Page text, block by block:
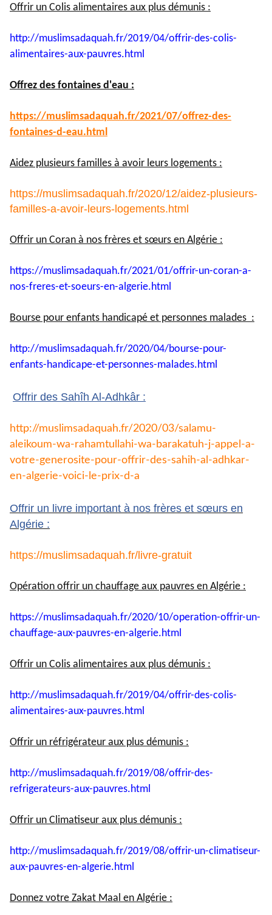
Offrir un Colis alimentaires aux plus démunis :
http://muslimsadaquah.fr/2019/04/offrir-des-colis-
alimentaires-aux-pauvres.html
Offrez des fontaines d'eau :
https://muslimsadaquah.fr/2021/07/offrez-des-
fontaines-d-eau.html
Aidez plusieurs familles à avoir leurs logements :
https://muslimsadaquah.fr/2020/12/aidez-plusieurs-
familles-a-avoir-leurs-logements.html
Offrir un Coran à nos frères et sœurs en Algérie :
https://muslimsadaquah.fr/2021/01/offrir-un-coran-a-
nos-freres-et-soeurs-en-algerie.html
Bourse pour enfants handicapé et personnes malades :
http://muslimsadaquah.fr/2020/04/bourse-pour-
enfants-handicape-et-personnes-malades.html
Offrir des Sahîh Al-Adhkâr :
http://muslimsadaquah.fr/2020/03/salamu-
aleikoum-wa-rahamtullahi-wa-barakatuh-j-appel-a-
votre-generosite-pour-offrir-des-sahih-al-adhkar-
en-algerie-voici-le-prix-d-a
Offrir un livre important à nos frères et sœurs en
Algérie :
https://muslimsadaquah.fr/ livre-gratuit
Opération offrir un chauffage aux pauvres en Algérie :
https://muslimsadaquah.fr/2020/10/operation-offrir-un-
chauffage-aux-pauvres-en-algerie.html
Offrir un Colis alimentaires aux plus démunis :
http://muslimsadaquah.fr/2019/04/offrir-des-colis-
alimentaires-aux-pauvres.html
Offrir un réfrigérateur aux plus démunis :
http://muslimsadaquah.fr/2019/08/offrir-des-
refrigerateurs-aux-pauvres.html
Offrir un Climatiseur aux plus démunis :
http://muslimsadaquah.fr/2019/08/offrir-un-climatiseur-
aux-pauvres-en-algerie.html
Donnez votre Zakat Maal en Algérie :